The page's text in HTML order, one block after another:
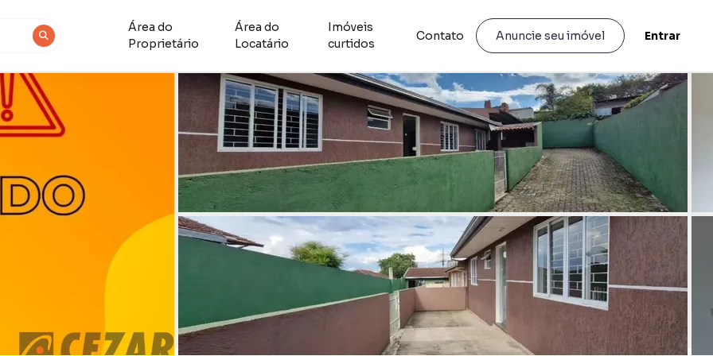
Área do
Proprietário
Área do
Locatário
Imóveis
curtidos
Contato Anuncie seu imóvel Entrar